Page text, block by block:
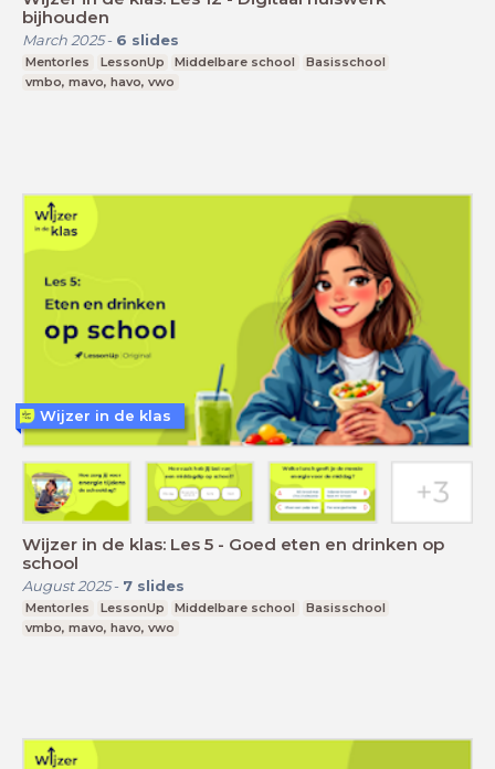
bijhouden
March 2025- 6 slides
Mentorles LessonUp Middelbare school
Basisschool
vmbo, mavo, havo, vwo
Wijzer in de klas: Les 5 - Goed eten en drinken op
school
August 2025- 7 slides
Mentorles LessonUp Middelbare school
Basisschool
vmbo, mavo, havo, vwo
Wijzer in de klas